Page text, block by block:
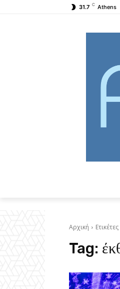
31.7 C Athens
Αρχική Ετικέτες
Tag: